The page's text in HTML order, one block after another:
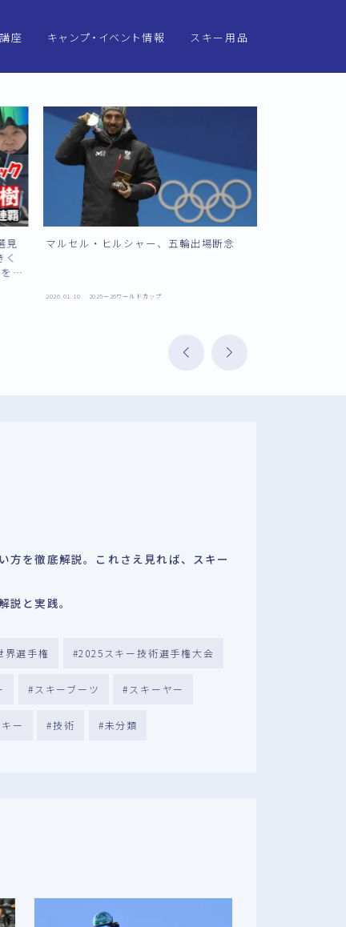
界選
世界
座 キャンプ・イベント情報 スキー用品
見
く
学
マルセル・ヒルシャー、五輪出場断念
2026.01.10 2025－26ワールドカップ
方を徹底解説。これさえ見れば、スキー
説と実践。
界選手権 2025スキー技術選手権大会
スキーブーツ スキーヤー
ー 技術 未分類